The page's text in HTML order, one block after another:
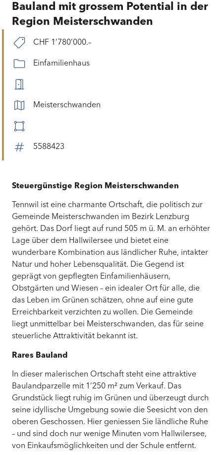
Bauland mit grossem Potential in der
Region Meisterschwanden
CHF 1’780’000.–
Einfamilienhaus
Meisterschwanden
5588423
Steuergünstige Region Meisterschwanden
Tennwil ist eine charmante Ortschaft, die politisch zur
Gemeinde Meisterschwanden im Bezirk Lenzburg
gehört. Das Dorf liegt auf rund 505 m ü. M. an erhöhter
Lage über dem Hallwilersee und bietet eine
wunderbare Kombination aus ländlicher Ruhe, intakter
Natur und hoher Lebensqualität. Die Gegend ist
geprägt von gepflegten Einfamilienhäusern,
Obstgärten und Wiesen – ein idealer Ort für alle, die
das Leben im Grünen schätzen, ohne auf eine gute
Erreichbarkeit verzichten zu wollen. Die Gemeinde
liegt unmittelbar bei Meisterschwanden, das für seine
steuerliche Attraktivität bekannt ist.
Rares Bauland
In dieser malerischen Ortschaft steht eine attraktive
Baulandparzelle mit 1’250 m² zum Verkauf. Das
Grundstück liegt ruhig im Grünen und überzeugt durch
seine idyllische Umgebung sowie die Seesicht von den
oberen Geschossen. Hier geniessen Sie ländliche Ruhe
– und sind doch nur wenige Minuten vom Hallwilersee,
von Einkaufsmöglichkeiten und der Schule entfernt.